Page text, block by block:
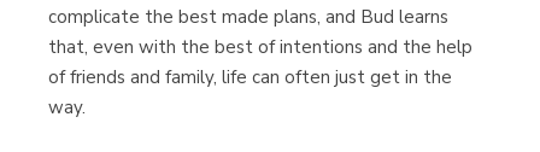
complicate the best made plans, and Bud learns
that, even with the best of intentions and the help
of friends and family, life can often just get in the
way.